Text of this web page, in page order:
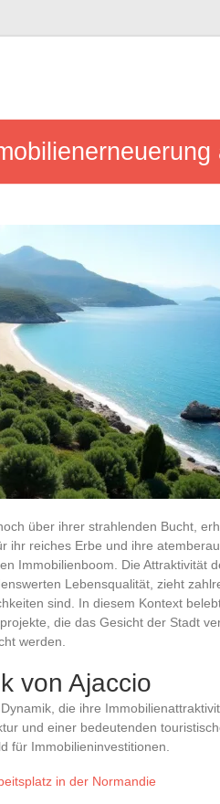
hoch über ihrer strahlenden Bucht,
ihr reiches Erbe und ihre
Immobilienboom. Die Attraktivität
Lebensqualität, zieht
sind. In diesem Kontext
die das Gesicht der Stadt
werden.
von Ajaccio
die ihre
und einer bedeutenden
für Immobilieninvestitionen.
in der Normandie